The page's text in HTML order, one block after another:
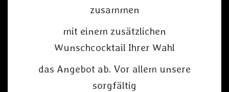
zusammen
mit einem zusätzlichen
Wunschcocktail Ihrer Wahl
das Angebot ab. Vor allem unsere
sorgfältig